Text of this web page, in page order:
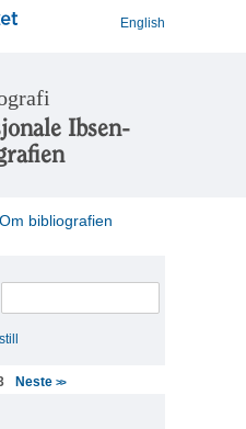
English
Ibsen-
Om bibliografien
Neste>>